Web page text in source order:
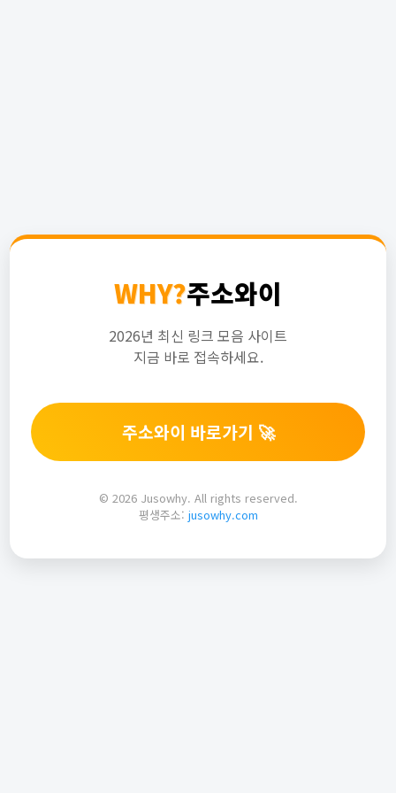
WHY?주소와이
2026년 최신 링크 모음 사이트
지금 바로 접속하세요.
주소와이 바로가기 🚀
© 2026 Jusowhy. All rights reserved.
평생주소: jusowhy.com